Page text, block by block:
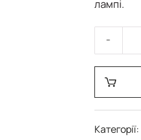
лампі.
Категорії: